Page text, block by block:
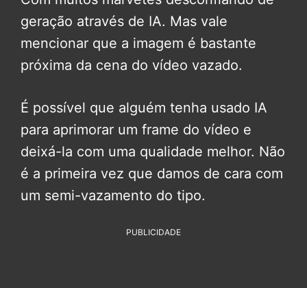
geração através de IA. Mas vale
mencionar que a imagem é bastante
próxima da cena do vídeo vazado.
É possível que alguém tenha usado IA
para aprimorar um frame do vídeo e
deixá-la com uma qualidade melhor. Não
é a primeira vez que damos de cara com
um semi-vazamento do tipo.
PUBLICIDADE